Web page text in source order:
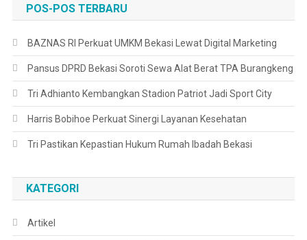
POS-POS TERBARU
BAZNAS RI Perkuat UMKM Bekasi Lewat Digital Marketing
Pansus DPRD Bekasi Soroti Sewa Alat Berat TPA Burangkeng
Tri Adhianto Kembangkan Stadion Patriot Jadi Sport City
Harris Bobihoe Perkuat Sinergi Layanan Kesehatan
Tri Pastikan Kepastian Hukum Rumah Ibadah Bekasi
KATEGORI
Artikel